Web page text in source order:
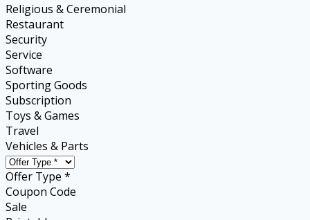
Religious & Ceremonial
Restaurant
Security
Service
Software
Sporting Goods
Subscription
Toys & Games
Travel
Vehicles & Parts
Offer Type *
Coupon Code
Sale